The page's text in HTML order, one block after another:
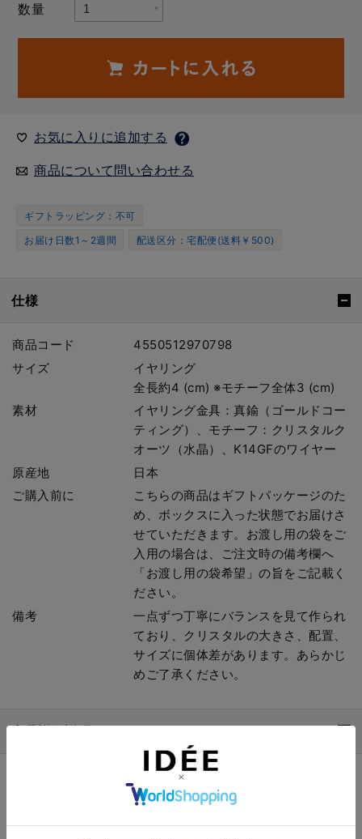
数量
お気に入りに追加する
商品について問い合わせる
ギフトラッピング：不可
お届け日数1～2週間
配送区分：宅配便(送料￥500)
仕様
商品コード
4550512970798
サイズ
イヤリング
全長約4 (cm) ※モチーフ全体3 (cm)
素材
イヤリング金具：真鍮（ゴールドコー
ティング）、モチーフ：クリスタルク
オーツ（水晶）、K14GFのワイヤー
原産地
日本
ご購入前に
こちらの商品はギフトパッケージのた
め、ボックスに入った状態でお届けさ
せていただきます。お渡し用の袋をご
入用の場合は、ご注文時の備考欄へ
「お渡し用の袋希望」の旨をご記載く
ださい。
備考
一点ずつ丁寧にバランスを見て作られ
ており、クリスタルの大きさ、配置、
サイズに個体差があります。あらかじ
めご了承ください。
商品詳細説明
元フローリストの城本明日美が提案するブーケの様なア
クセサリー。花を束ねる感性で作り上げるアクセサリー